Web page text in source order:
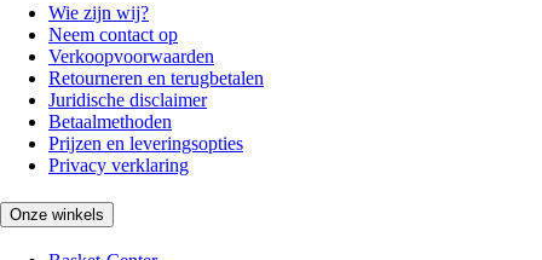
Wie zijn wij?
Neem contact op
Verkoopvoorwaarden
Retourneren en terugbetalen
Juridische disclaimer
Betaalmethoden
Prijzen en leveringsopties
Privacy verklaring
Onze winkels